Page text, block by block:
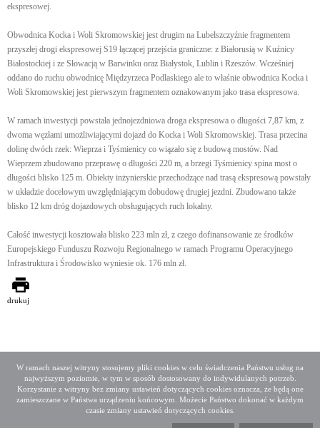
W ramach naszej witryny stosujemy pliki cookies w celu świadczenia Państwu usług na
najwyższym poziomie, w tym w sposób dostosowany do indywidulanych potrzeb.
Korzystanie z witryny bez zmiany ustawień dotyczących cookies oznacza, że będą one
zamieszczane w Państwa urządzeniu końcowym. Możecie Państwo dokonać w każdym
czasie zmiany ustawień dotyczących cookies.
ekspresowej.
Obwodnica Kocka i Woli Skromowskiej jest drugim na Lubelszczyźnie fragmentem
przyszłej drogi ekspresowej S19 łączącej przejścia graniczne: z Białorusią w Kuźnicy
Białostockiej i ze Słowacją w Barwinku oraz Białystok, Lublin i Rzeszów. Wcześniej
oddano do ruchu obwodnicę Międzyrzeca Podlaskiego ale to właśnie obwodnica Kocka i
Woli Skromowskiej jest pierwszym fragmentem oznakowanym jako trasa ekspresowa.
W ramach inwestycji powstała jednojezdniowa droga ekspresowa o długości 7,87 km, z
dwoma węzłami umożliwiającymi dojazd do Kocka i Woli Skromowskiej. Trasa przecina
dolinę dwóch rzek: Wieprza i Tyśmienicy co wiązało się z budową mostów. Nad
Wieprzem zbudowano przeprawę o długości 220 m, a brzegi Tyśmienicy spina most o
długości blisko 125 m. Obiekty inżynierskie przechodzące nad trasą ekspresową powstały
w układzie docelowym uwzględniającym dobudowę drugiej jezdni. Zbudowano także
blisko 12 km dróg dojazdowych obsługujących ruch lokalny.
Całość inwestycji kosztowała blisko 223 mln zł, z czego dofinansowanie ze środków
Europejskiego Funduszu Rozwoju Regionalnego w ramach Programu Operacyjnego
Infrastruktura i Środowisko wyniesie ok. 176 mln zł.
drukuj
Deklaracja dostępności
Mapa serwisu
Media społecznościowe
Twitter Facebook Linkedin